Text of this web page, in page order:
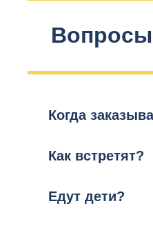
Когда
Как встретят?
Едут дети?